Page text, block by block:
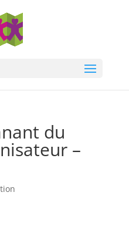
du
–